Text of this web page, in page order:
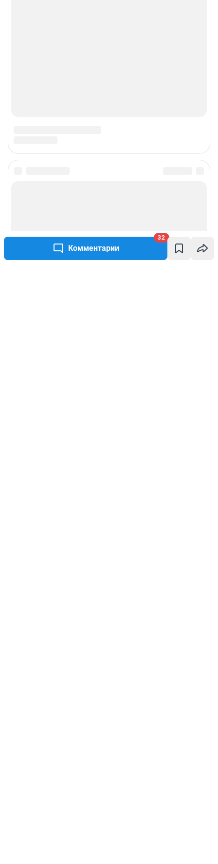
Комментарии
32